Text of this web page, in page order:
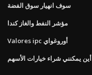
سوف انهيار سوق الفضة
مؤشر النفط والغاز كندا
Valores ipc أوروغواي
أين يمكنني شراء خيارات الأسهم